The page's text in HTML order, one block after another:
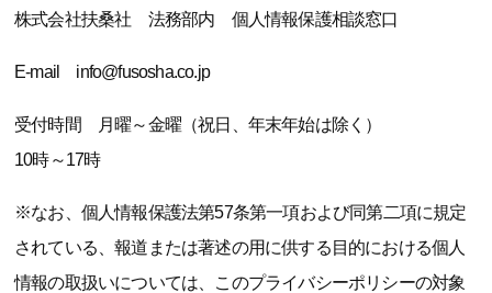
株式会社扶桑社 法務部内 個人情報保護相談窓口
E-mail info@fusosha.co.jp
受付時間 月曜～金曜（祝日、年末年始は除く）
10時～17時
※なお、個人情報保護法第57条第一項および同第二項に規定
されている、報道または著述の用に供する目的における個人
情報の取扱いについては、このプライバシーポリシーの対象